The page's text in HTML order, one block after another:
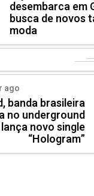
desembarca em
busca de novos
moda
ago
banda brasileira
no underground
novo single
“Hologram”